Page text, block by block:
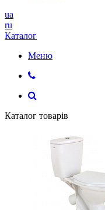
ua
ru
Каталог
Меню
Каталог товарів